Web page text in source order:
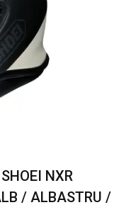
NXR
/ ALBASTRU /